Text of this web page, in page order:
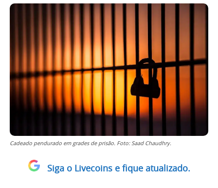
Cadeado pendurado em grades de prisão. Foto: Saad Chaudhry.
Siga o Livecoins e fique atualizado.